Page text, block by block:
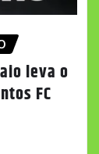
leva o
FC